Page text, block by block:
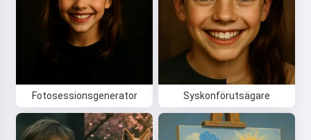
Fotosessionsgenerator Syskonförutsägare